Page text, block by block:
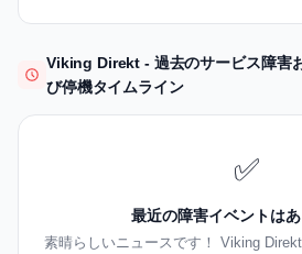
Viking Direkt - 過去のサービス障害
び停機タイムライン
✅
最近の障害イベントは
素晴らしいニュースです！ Viking